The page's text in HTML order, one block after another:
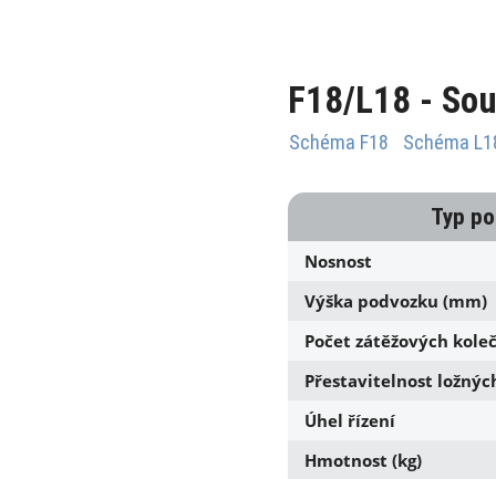
F18/L18 -
Schéma F18 Schéma
Typ
Nosnost
Výška podvozku (mm)
Počet zátěžových
Přestavitelnost
Úhel řízení
Hmotnost (kg)